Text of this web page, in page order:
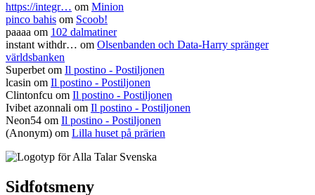
https://integr… om Minion
pinco bahis om Scoob!
paaaa om 102 dalmatiner
instant withdr… om Olsenbanden och Data-Harry spränger
världsbanken
Superbet om Il postino - Postiljonen
lcasin om Il postino - Postiljonen
Clintonfcu om Il postino - Postiljonen
Ivibet azonnali om Il postino - Postiljonen
Neon54 om Il postino - Postiljonen
(Anonym) om Lilla huset på prärien
Sidfotsmeny